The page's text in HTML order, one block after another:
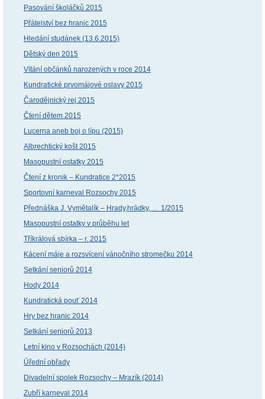
Pasování školáčků 2015
Přátelství bez hranic 2015
Hledání studánek (13.6.2015)
Dětský den 2015
Vítání občánků narozených v roce 2014
Kundratické prvomájové oslavy 2015
Čarodějnický rej 2015
Čtení dětem 2015
Lucerna aneb boj o lípu (2015)
Albrechtický košt 2015
Masopustní ostatky 2015
Čtení z kronik – Kundratice 2*2015
Sportovní karneval Rozsochy 2015
Přednáška J. Vymětalík – Hrady,hrádky, … 1/2015
Masopustní ostatky v průběhu let
Tříkrálová sbírka – r. 2015
Kácení máje a rozsvícení vánočního stromečku 2014
Setkání seniorů 2014
Hody 2014
Kundratická pouť 2014
Hry bez hranic 2014
Setkání seniorů 2013
Letní kino v Rozsochách (2014)
Úřední obřady
Divadelní spolek Rozsochy – Mrazík (2014)
Zubří karneval 2014